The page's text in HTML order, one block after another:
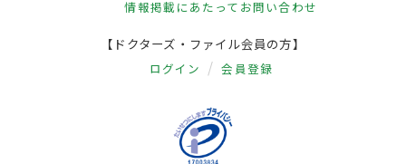
情報掲載にあたって お問い合わせ
【ドクターズ・ファイル会員の方】
ログイン 会員登録